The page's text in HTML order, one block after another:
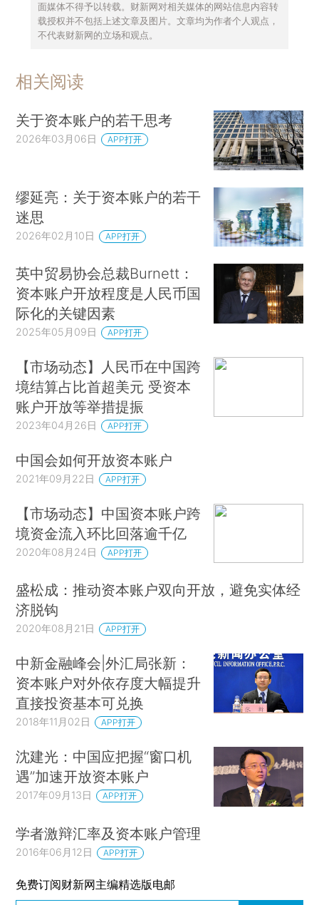
面媒体不得予以转载。财新网对相关媒体的网站信息内容转
载授权并不包括上述文章及图片。文章均为作者个人观点，
不代表财新网的立场和观点。
相关阅读
关于资本账户的若干思考
2026年03月06日 APP打开
缪延亮：关于资本账户的若干
迷思
2026年02月10日 APP打开
英中贸易协会总裁Burnett：
资本账户开放程度是人民币国
际化的关键因素
2025年05月09日 APP打开
【市场动态】人民币在中国跨
境结算占比首超美元 受资本
账户开放等举措提振
2023年04月26日 APP打开
中国会如何开放资本账户
2021年09月22日 APP打开
【市场动态】中国资本账户跨
境资金流入环比回落逾千亿
2020年08月24日 APP打开
盛松成：推动资本账户双向开放，避免实体经
济脱钩
2020年08月21日 APP打开
中新金融峰会|外汇局张新：
资本账户对外依存度大幅提升
直接投资基本可兑换
2018年11月02日 APP打开
沈建光：中国应把握“窗口机
遇”加速开放资本账户
2017年09月13日 APP打开
学者激辩汇率及资本账户管理
2016年06月12日 APP打开
免费订阅财新网主编精选版电邮